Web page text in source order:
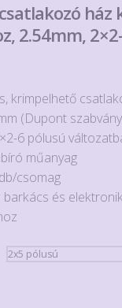
2.54mm,
krimpelhető
(Dupont
6 pólusú
műanyag
csomag
barkács és